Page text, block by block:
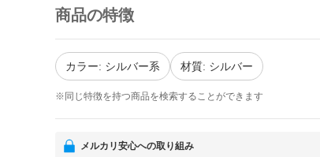
商品の特徴
カラー: シルバー系 材質: シルバー
※同じ特徴を持つ商品を検索することができます
メルカリ安心への取り組み